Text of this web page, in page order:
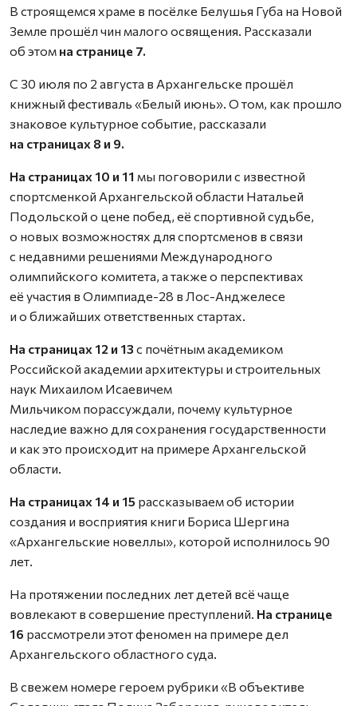
В строящемся храме в посёлке Белушья Губа на Новой
Земле прошёл чин малого освящения. Рассказали
об этом на странице 7.
С 30 июля по 2 августа в Архангельске прошёл
книжный фестиваль «Белый июнь». О том, как прошло
знаковое культурное событие, рассказали
на страницах 8 и 9.
На страницах 10 и 11 мы поговорили с известной
спортсменкой Архангельской области Натальей
Подольской о цене побед, её спортивной судьбе,
о новых возможностях для спортсменов в связи
с недавними решениями Международного
олимпийского комитета, а также о перспективах
её участия в Олимпиаде-28 в Лос-Анджелесе
и о ближайших ответственных стартах.
На страницах 12 и 13 с почётным академиком
Российской академии архитектуры и строительных
наук Михаилом Исаевичем
Мильчиком порассуждали, почему культурное
наследие важно для сохранения государственности
и как это происходит на примере Архангельской
области.
На страницах 14 и 15 рассказываем об истории
создания и восприятия книги Бориса Шергина
«Архангельские новеллы», которой исполнилось 90
лет.
На протяжении последних лет детей всё чаще
вовлекают в совершение преступлений. На странице
16 рассмотрели этот феномен на примере дел
Архангельского областного суда.
В свежем номере героем рубрики «В объективе